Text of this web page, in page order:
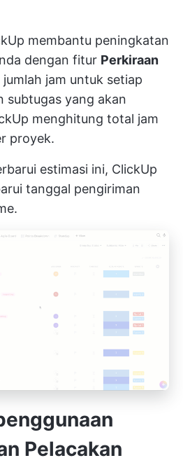
membantu peningkatan
dengan fitur Perkiraan
jam untuk setiap
subtugas yang akan
menghitung total jam
proyek.
estimasi ini, ClickUp
tanggal pengiriman
Pelacakan